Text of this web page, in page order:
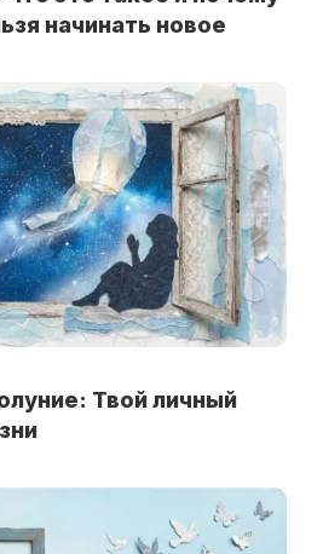
начинать новое
Твой личный